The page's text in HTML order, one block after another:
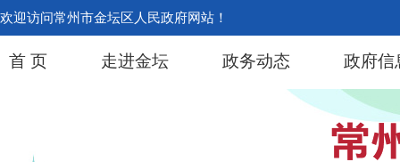
欢迎访问常州市金坛区人民政府网站！
首 页 走进金坛 政务动态 政府信